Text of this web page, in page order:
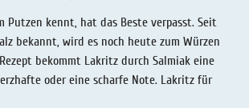
Putzen kennt, hat das Beste verpasst. Seit
bekannt, wird es noch heute zum Würzen
bekommt Lakritz durch Salmiak eine
oder eine scharfe Note. Lakritz für